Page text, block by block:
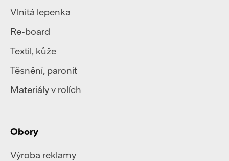
Vlnitá lepenka
Re-board
Textil, kůže
Těsnění, paronit
Materiály v rolích
Obory
Výroba reklamy